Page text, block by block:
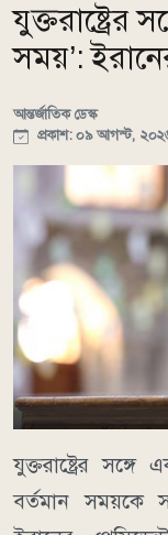
যুক্তরাষ্ট্রের
সময়’:
আন্তর্জাতিক ডেস্ক
প্রকাশ: ০৯ আগস্ট,
যুক্তরাষ্ট্রের সঙ্গে
বর্তমান সময়কে